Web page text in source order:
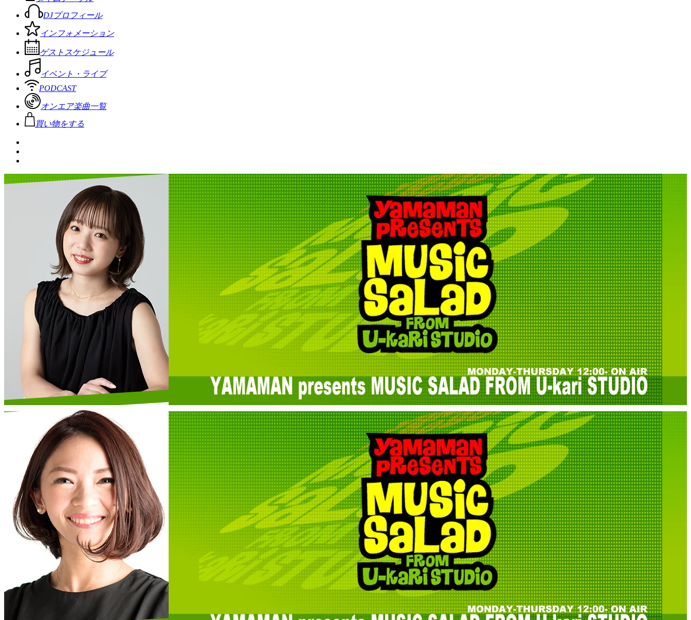
DJプロフィール
インフォメーション
ゲストスケジュール
イベント・ライブ
PODCAST
オンエア楽曲一覧
買い物をする